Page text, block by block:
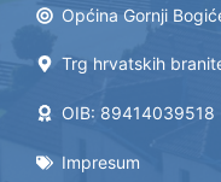
Općina Gornji
Trg hrvatskih
OIB: 89414039518
Impresum